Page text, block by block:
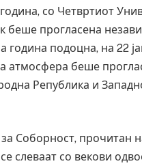
година, со Четвртиот
беше прогласена
година подоцна, на 22
атмосфера беше
Република и
Соборност, прочитан
слеваат со векови